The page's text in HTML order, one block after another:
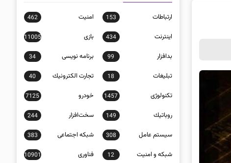
ارتباطات 153 امنيت 462
اينترنت 434 بازی 11005
بدافزار 99 برنامه نويسی 34
تبلیغات 18 تجارت الكترونيك 40
تکنولوژی 1457 خودرو 7125
روباتيك 149 سخت‌افزار 244
سيستم عامل 308 شبكه اجتماعی 383
شبكه و امنيت 12 فناوری 10901